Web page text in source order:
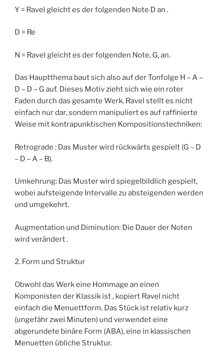
Y = Ravel gleicht es der folgenden Note D an .
D = Re
N = Ravel gleicht es der folgenden Note, G, an.
Das Hauptthema baut sich also auf der Tonfolge H – A –
D – D – G auf. Dieses Motiv zieht sich wie ein roter
Faden durch das gesamte Werk. Ravel stellt es nicht
einfach nur dar, sondern manipuliert es auf raffinierte
Weise mit kontrapunktischen Kompositionstechniken:
Retrograde : Das Muster wird rückwärts gespielt (G – D
– D – A – B).
Umkehrung: Das Muster wird spiegelbildlich gespielt,
wobei aufsteigende Intervalle zu absteigenden werden
und umgekehrt.
Augmentation und Diminution: Die Dauer der Noten
wird verändert .
2. Form und Struktur
Obwohl das Werk eine Hommage an einen
Komponisten der Klassik ist , kopiert Ravel nicht
einfach die Menuettform. Das Stück ist relativ kurz
(ungefähr zwei Minuten) und verwendet eine
abgerundete binäre Form (ABA), eine in klassischen
Menuetten übliche Struktur.